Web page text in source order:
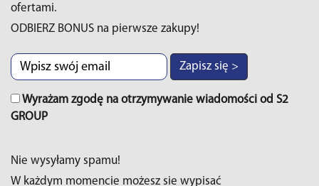
ofertami.
ODBIERZ BONUS na pierwsze zakupy!
Zapisz się >
Wyrażam zgodę na otrzymywanie wiadomości od S2
GROUP
Nie wysyłamy spamu!
W każdym momencie możesz sie wypisać